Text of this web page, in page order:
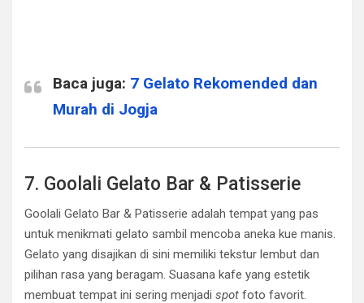
Baca juga: 7 Gelato Rekomended dan
Murah di Jogja
7. Goolali Gelato Bar & Patisserie
Goolali Gelato Bar & Patisserie adalah tempat yang pas
untuk menikmati gelato sambil mencoba aneka kue manis.
Gelato yang disajikan di sini memiliki tekstur lembut dan
pilihan rasa yang beragam. Suasana kafe yang estetik
membuat tempat ini sering menjadi spot foto favorit.